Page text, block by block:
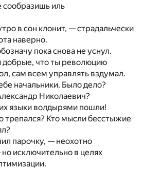
иль
в сон клонит, — страдальчески
наверно.
пока снова не уснул.
что ты революцию
сам всем управлять вздумал.
начальники. Было дело?
Николаевич?
языки волдырями пошли!
трепался? Кто мысли бесстыжие
парочку, — неохотно
исключительно в целях